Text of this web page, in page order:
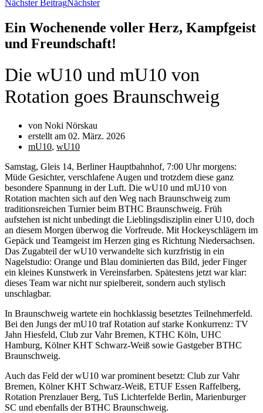
Nächster BeitragNächster
Ein Wochenende voller Herz, Kampfgeist
und Freundschaft!
Die wU10 und mU10 von
Rotation goes Braunschweig
von Noki Nörskau
erstellt am 02. März. 2026
mU10, wU10
Samstag, Gleis 14, Berliner Hauptbahnhof, 7:00 Uhr morgens:
Müde Gesichter, verschlafene Augen und trotzdem diese ganz
besondere Spannung in der Luft. Die wU10 und mU10 von
Rotation machten sich auf den Weg nach Braunschweig zum
traditionsreichen Turnier beim BTHC Braunschweig. Früh
aufstehen ist nicht unbedingt die Lieblingsdisziplin einer U10, doch
an diesem Morgen überwog die Vorfreude. Mit Hockeyschlägern im
Gepäck und Teamgeist im Herzen ging es Richtung Niedersachsen.
Das Zugabteil der wU10 verwandelte sich kurzfristig in ein
Nagelstudio: Orange und Blau dominierten das Bild, jeder Finger
ein kleines Kunstwerk in Vereinsfarben. Spätestens jetzt war klar:
dieses Team war nicht nur spielbereit, sondern auch stylisch
unschlagbar.
In Braunschweig wartete ein hochklassig besetztes Teilnehmerfeld.
Bei den Jungs der mU10 traf Rotation auf starke Konkurrenz: TV
Jahn Hiesfeld, Club zur Vahr Bremen, KTHC Köln, UHC
Hamburg, Kölner KHT Schwarz-Weiß sowie Gastgeber BTHC
Braunschweig.
Auch das Feld der wU10 war prominent besetzt: Club zur Vahr
Bremen, Kölner KHT Schwarz-Weiß, ETUF Essen Raffelberg,
Rotation Prenzlauer Berg, TuS Lichterfelde Berlin, Marienburger
SC und ebenfalls der BTHC Braunschweig.